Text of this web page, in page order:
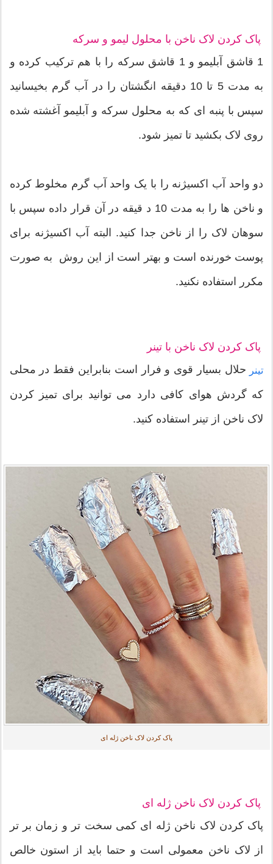
پاک کردن لاک ناخن با محلول لیمو و سرکه
1 قاشق آبلیمو و 1 قاشق سرکه را با هم ترکیب کرده و
به مدت 5 تا 10 دقیقه انگشتان را در آب گرم بخیسانید
سپس با پنبه ای که به محلول سرکه و آبلیمو آغشته شده
روی لاک بکشید تا تمیز شود.
دو واحد آب اکسیژنه را با یک واحد آب گرم مخلوط کرده
و ناخن ها را به مدت 10 د قیقه در آن قرار داده سپس با
سوهان لاک را از ناخن جدا کنید. البته آب اکسیژنه برای
پوست خورنده است و بهتر است از این روش به صورت
مکرر استفاده نکنید.
پاک کردن لاک ناخن با تینر
تینر حلال بسیار قوی و فرار است بنابراین فقط در محلی
که گردش هوای کافی دارد می توانید برای تمیز کردن
لاک ناخن از تینر استفاده کنید.
پاک کردن لاک ناخن ژله ای
پاک کردن لاک ناخن ژله ای
پاک کردن لاک ناخن ژله ای کمی سخت تر و زمان بر تر
از لاک ناخن معمولی است و حتما باید از استون خالص